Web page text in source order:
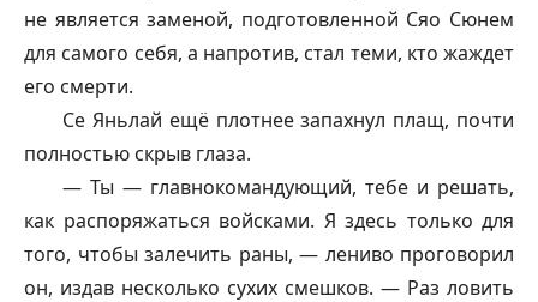
не является заменой, подготовленной Сяо Сюнем
для самого себя, а напротив, стал теми, кто жаждет
его смерти.
Се Яньлай ещё плотнее запахнул плащ, почти
полностью скрыв глаза.
— Ты — главнокомандующий, тебе и решать,
как распоряжаться войсками. Я здесь только для
того, чтобы залечить раны, — лениво проговорил
он, издав несколько сухих смешков. — Раз ловить